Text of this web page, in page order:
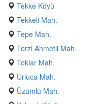
Tekke Köyü
Tekkeli Mah.
Tepe Mah.
Terzi Ahmetli Mah.
Toklar Mah.
Urluca Mah.
Üzümlü Mah.